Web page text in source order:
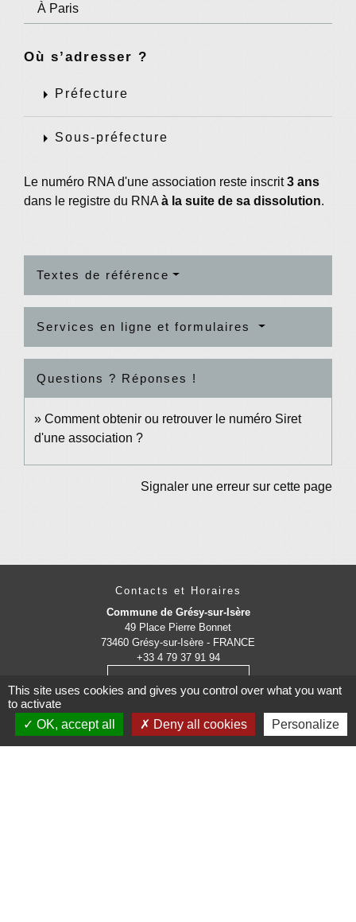
À Paris
Où s’adresser ?
arrow_right Préfecture
arrow_right Sous-préfecture
Le numéro RNA d'une association reste inscrit3 ans
dans le registre du RNA à la suite de sa dissolution.
Textes de référence
Services en ligne et formulaires
Questions ? Réponses !
Comment obtenir ou retrouver le numéro Siret
d'une association ?
Signaler une erreur sur cette page
Contacts et Horaires
Commune de Grésy-sur-Isère
49 Place Pierre Bonnet
73460 Grésy-sur-Isère - FRANCE
+33 4 79 37 91 94
This site uses cookies and gives you control over what you want
to activate
OK, accept all
Deny all cookies Personalize